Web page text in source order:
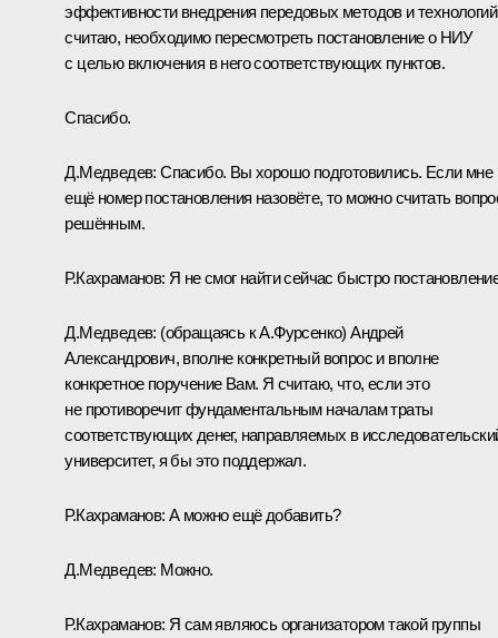
эффективности внедрения передовых методов и
считаю, необходимо пересмотреть постановление о НИУ
с целью включения в него соответствующих пунктов.
Спасибо.
Д.Медведев:Спасибо. Вы хорошо подготовились. Если мне
ещё номер постановления назовёте, то можно считать
решённым.
Р.Кахраманов: Я не смог найти сейчас быстро
Д.Медведев: (обращаясь к А.Фурсенко) Андрей
Александрович, вполне конкретный вопрос и вполне
конкретное поручение Вам. Я считаю, что, если это
не противоречит фундаментальным началам траты
соответствующих денег, направляемых в
университет, я бы это поддержал.
Р.Кахраманов: А можно ещё добавить?
Д.Медведев: Можно.
Р.Кахраманов: Я сам являюсь организатором такой группы